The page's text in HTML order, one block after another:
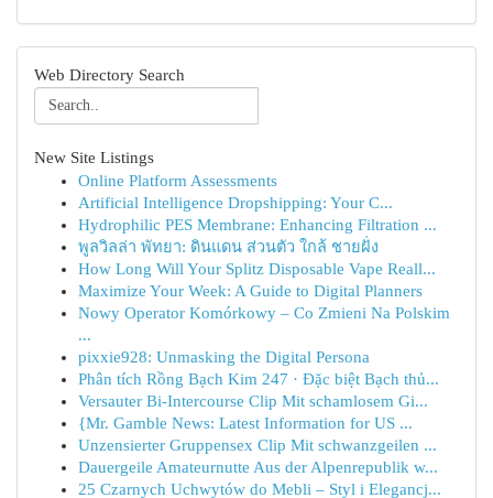
Web Directory Search
New Site Listings
Online Platform Assessments
Artificial Intelligence Dropshipping: Your C...
Hydrophilic PES Membrane: Enhancing Filtration ...
พูลวิลล่า พัทยา: ดินแดน ส่วนตัว ใกล้ ชายฝั่ง
How Long Will Your Splitz Disposable Vape Reall...
Maximize Your Week: A Guide to Digital Planners
Nowy Operator Komórkowy – Co Zmieni Na Polskim
...
pixxie928: Unmasking the Digital Persona
Phân tích Rồng Bạch Kim 247 · Đặc biệt Bạch thủ...
Versauter Bi-Intercourse Clip Mit schamlosem Gi...
{Mr. Gamble News: Latest Information for US ...
Unzensierter Gruppensex Clip Mit schwanzgeilen ...
Dauergeile Amateurnutte Aus der Alpenrepublik w...
25 Czarnych Uchwytów do Mebli – Styl i Elegancj...